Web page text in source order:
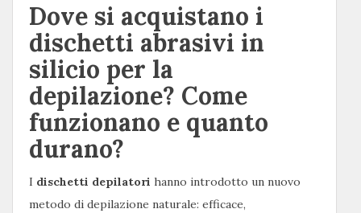
Dove si acquistano i
dischetti abrasivi in
silicio per la
depilazione? Come
funzionano e quanto
durano?
I dischetti depilatori hanno introdotto un nuovo
metodo di depilazione naturale: efficace,